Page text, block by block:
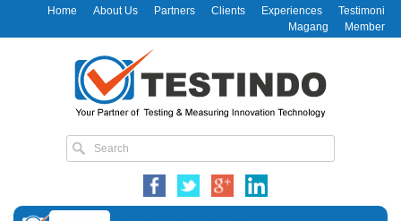
Home About Us Partners Clients Experiences
Testimoni
Magang
Member